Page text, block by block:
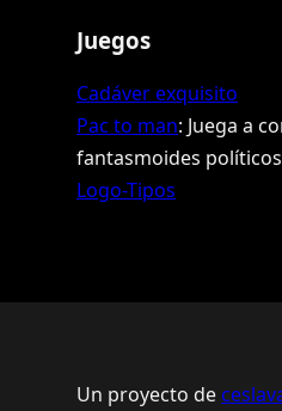
Juegos
Cadáver exquisito
Pac to man: Juega a
fantasmoides políticos
Logo-Tipos
Un proyecto de